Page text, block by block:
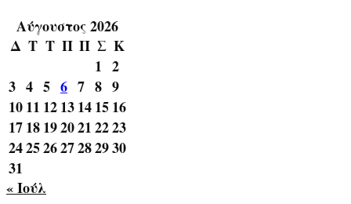
Αύγουστος 2026
Δ Τ Τ Π Π Σ Κ
1 2
3 4 5 6 7 8 9
1011 1213141516
17181920212223
24252627282930
31
« Ιούλ